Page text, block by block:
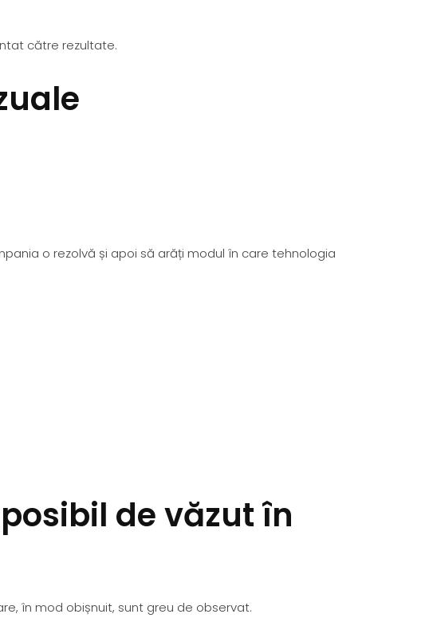
către rezultate.
o rezolvă și apoi să arăți modul în care tehnologia
de văzut în
în mod obișnuit, sunt greu de observat.